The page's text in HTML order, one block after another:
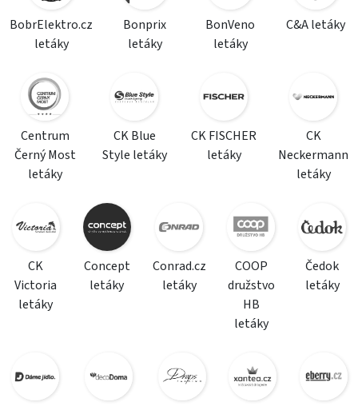
BobrElektro.cz
letáky
Bonprix
letáky
BonVeno
letáky
C&A letáky
Centrum
Černý Most
letáky
CK Blue
Style letáky
CK FISCHER
letáky
CK
Neckermann
letáky
CK
Victoria
letáky
Concept
letáky
Conrad.cz
letáky
COOP
družstvo
HB
letáky
Čedok
letáky